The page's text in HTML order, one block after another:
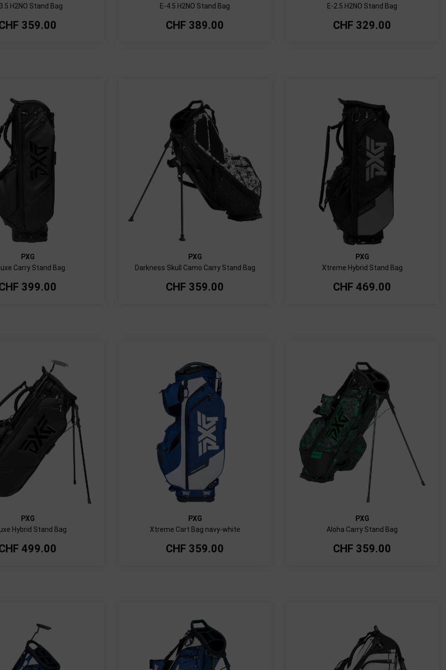
H2NO Stand Bag
359.00
E-4.5 H2NO Stand Bag
CHF 389.00
E-2.5 H2NO Stand Bag
CHF 329.00
PXG
Carry Stand Bag
399.00
PXG
Darkness Skull Camo Carry Stand Bag
CHF 359.00
PXG
Xtreme Hybrid Stand Bag
CHF 469.00
PXG
Hybrid Stand Bag
499.00
PXG
Xtreme Cart Bag navy-white
CHF 359.00
PXG
Aloha Carry Stand Bag
CHF 359.00